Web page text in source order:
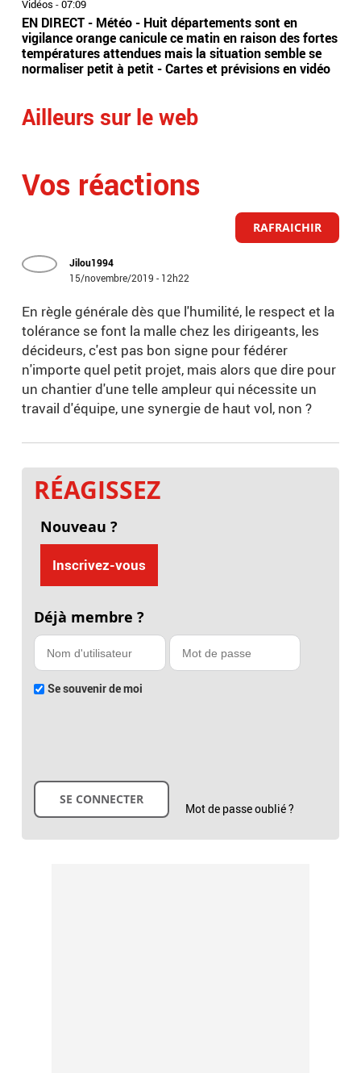
Vidéos -07:09
EN DIRECT - Météo - Huit départements sont en
vigilance orange canicule ce matin en raison des fortes
températures attendues mais la situation semble se
normaliser petit à petit - Cartes et prévisions en vidéo
Ailleurs sur le web
Vos réactions
RAFRAICHIR
Jilou1994
15/novembre/2019 - 12h22
En règle générale dès que l'humilité, le respect et la
tolérance se font la malle chez les dirigeants, les
décideurs, c'est pas bon signe pour fédérer
n'importe quel petit projet, mais alors que dire pour
un chantier d'une telle ampleur qui nécessite un
travail d'équipe, une synergie de haut vol, non ?
RÉAGISSEZ
Nouveau ?
Inscrivez-vous
Déjà membre ?
Se souvenir de moi
Mot de passe oublié ?